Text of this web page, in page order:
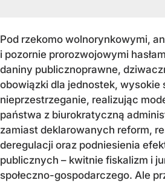
Pod rzekomo wolnorynkowymi,
i pozornie prorozwojowymi
daniny publicznoprawne,
obowiązki dla jednostek, wysokie
nieprzestrzeganie, realizując
państwa z biurokratyczną
zamiast deklarowanych reform,
deregulacji oraz podniesienia
publicznych – kwitnie fiskalizm i
społeczno-gospodarczego. Ale